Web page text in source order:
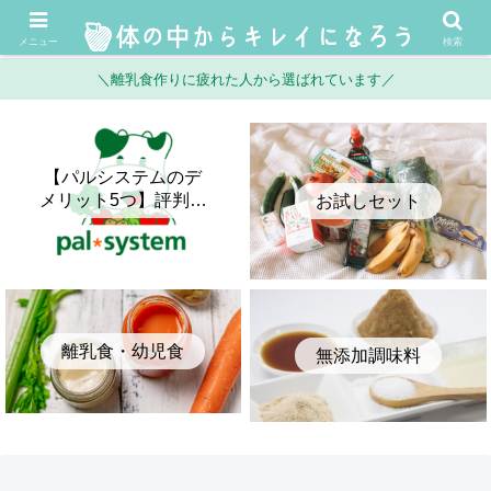
＼離乳食作りに疲れた人から選ばれています／
【パルシステムのデ
メリット5つ】評判・
口コミとメリットを
正直に比較してみた
お試しセット
離乳食・幼児食 無添加調味料
メニュー 検索